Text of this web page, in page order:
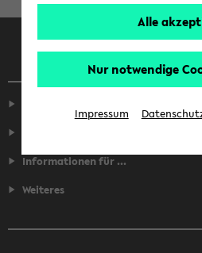
Informationen für ...
Weiteres
Alle
Nur notwendige
Impressum